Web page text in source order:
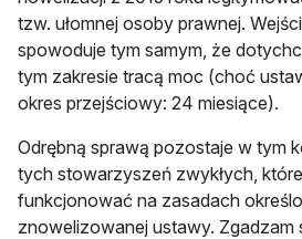
tzw. ułomnej osoby prawnej.
spowoduje tym samym, że
tym zakresie tracą moc (choć
okres przejściowy: 24 miesiące).
Odrębną sprawą pozostaje w tym
tych stowarzyszeń zwykłych,
funkcjonować na zasadach
znowelizowanej ustawy. Zgadzam